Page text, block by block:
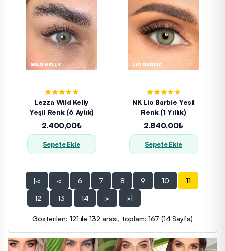
Lezza Wild Kelly
Yeşil Renk (6 Aylık)
2.400,00₺
Sepete Ekle
NK Lio Barbie Yeşil
Renk (1 Yıllık)
2.840,00₺
Sepete Ekle
|< < 6 7 8 9 10 11
12 13 14 > >|
Gösterilen: 121 ile 132 arası, toplam: 167 (14 Sayfa)